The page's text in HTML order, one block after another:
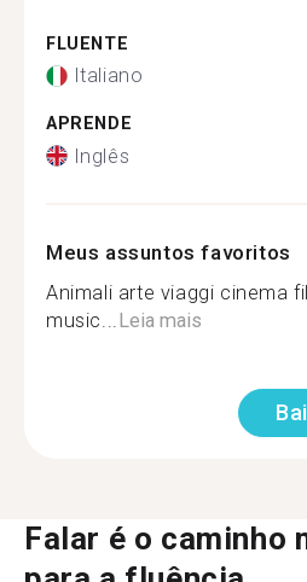
FLUENTE
Italiano
APRENDE
Inglês
Meus assuntos favoritos
Animali arte viaggi cinema
music... Leia mais
Falar é o caminho